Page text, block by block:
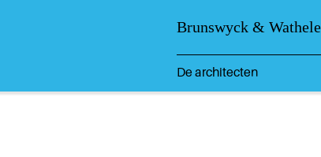
Brunswyck &
De architecten